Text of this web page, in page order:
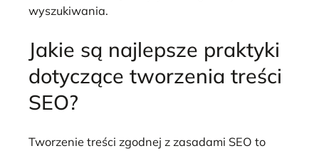
wyszukiwania.
Jakie są najlepsze praktyki
dotyczące tworzenia treści
SEO?
Tworzenie treści zgodnej z zasadami SEO to